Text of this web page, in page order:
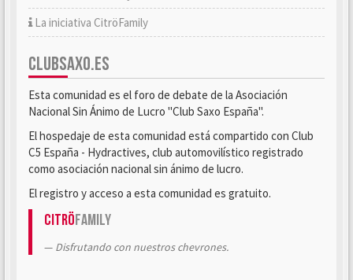
La iniciativa CitröFamily
CLUBSAXO.ES
Esta comunidad es el foro de debate de la Asociación
Nacional Sin Ánimo de Lucro "Club Saxo España".
El hospedaje de esta comunidad está compartido con Club
C5 España - Hydractives, club automovilístico registrado
como asociación nacional sin ánimo de lucro.
El registro y acceso a esta comunidad es gratuito.
CitröFamily
Disfrutando con nuestros chevrones.